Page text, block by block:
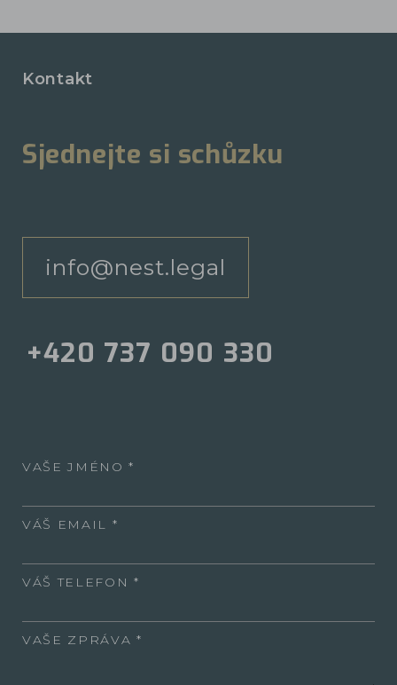
Kontakt
Sjednejte si schůzku
info@nest.legal
+420 737 090 330
VAŠE JMÉNO
VÁŠ EMAIL
VÁŠ TELEFON
VAŠE ZPRÁVA